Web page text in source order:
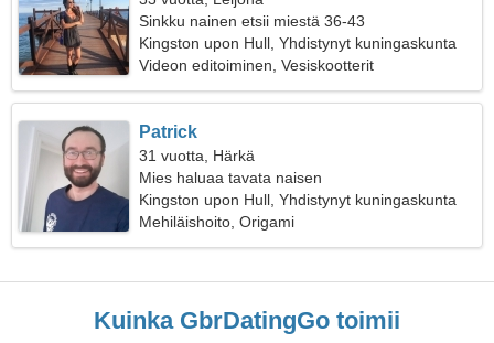
Sinkku nainen etsii miestä 36-43
Kingston upon Hull, Yhdistynyt kuningaskunta
Videon editoiminen, Vesiskootterit
Patrick
31 vuotta, Härkä
Mies haluaa tavata naisen
Kingston upon Hull, Yhdistynyt kuningaskunta
Mehiläishoito, Origami
Kuinka GbrDatingGo toimii